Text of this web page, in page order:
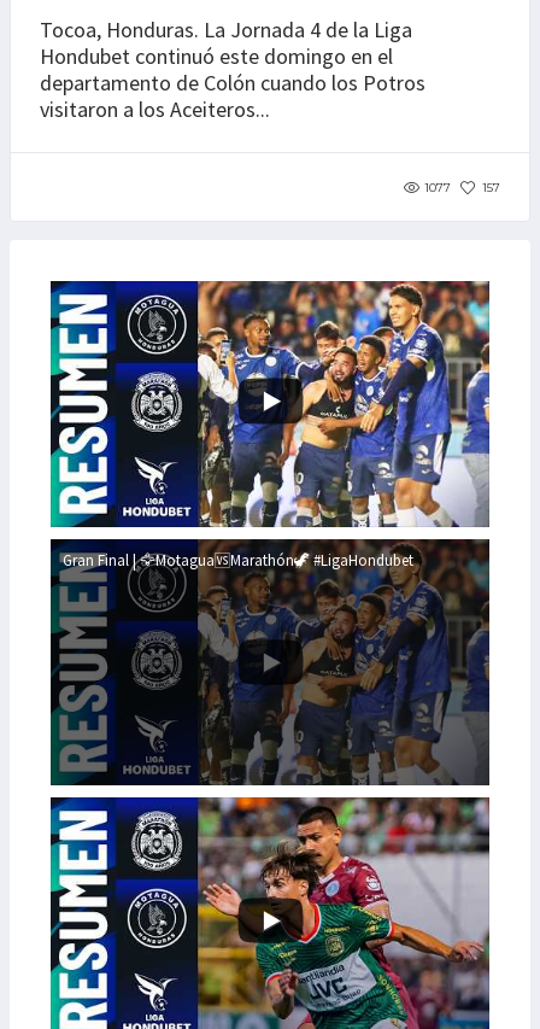
Tocoa, Honduras. La Jornada 4 de la Liga
Hondubet continuó este domingo en el
departamento de Colón cuando los Potros
visitaron a los Aceiteros...
1077 157
Gran Final | 🦅Motagua🆚Marathón🦖 #LigaHondubet